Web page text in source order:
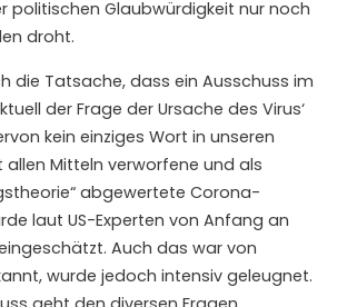
politischen Glaubwürdigkeit nur noch
droht.
die Tatsache, dass ein Ausschuss im
der Frage der Ursache des Virus‘
kein einziges Wort in unseren
allen Mitteln verworfene und als
abgewertete Corona-
laut US-Experten von Anfang an
Auch das war von
wurde jedoch intensiv geleugnet.